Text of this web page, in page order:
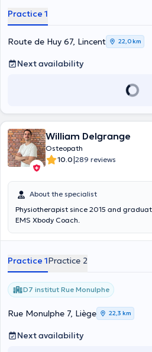
Practice 1
Route de Huy 67, Lincent 22,0 km
Next availability
William Delgrange
Osteopath
10.0|289 reviews
About the specialist
Physiotherapist since 2015 and
EMS Xbody Coach.
Practice 1Practice 2
D7 institut Rue Monulphe
Rue Monulphe 7, Liège 22,3 km
Next availability